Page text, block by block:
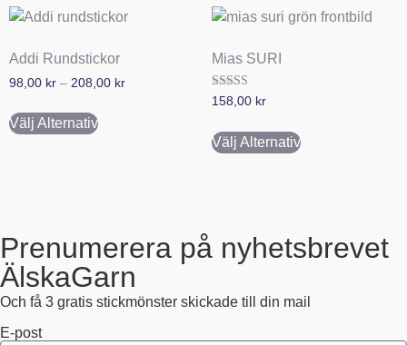
Addi Rundstickor
98,00 kr – 208,00 kr
Välj Alternativ
Mias SURI
Betygsatt
158,00 kr
Välj Alternativ
Prenumerera på nyhetsbrevet
ÄlskaGarn
Och få 3 gratis stickmönster skickade till din mail
E-post